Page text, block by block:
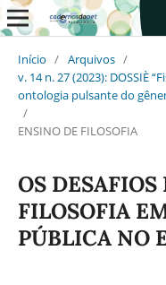
Início / Arquivos /
v. 14 n. 27 (2023): DOSSIÈ
ontologia pulsante do
/
ENSINO DE FILOSOFIA
OS
FILOSOFIA
PÚBLICA NO